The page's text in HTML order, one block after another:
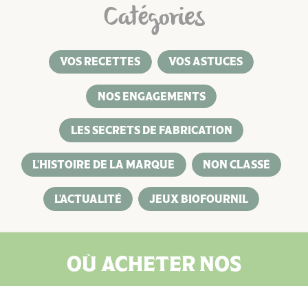
Catégories
VOS RECETTES VOS ASTUCES
NOS ENGAGEMENTS
LES SECRETS DE FABRICATION
L'HISTOIRE DE LA MARQUE NON CLASSÉ
L'ACTUALITÉ JEUX BIOFOURNIL
OÙ ACHETER NOS